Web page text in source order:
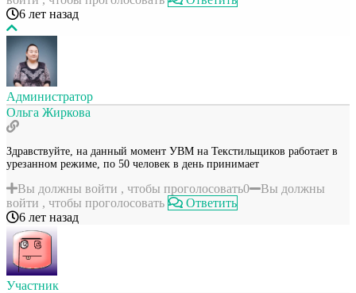
6 лет назад
Администратор
Ольга Жиркова
Здравствуйте, на данный момент УВМ на Текстильщиков работает в
урезанном режиме, по 50 человек в день принимает
Вы должны войти , чтобы проголосовать0
Вы должны
войти , чтобы проголосовать
Ответить
6 лет назад
Участник